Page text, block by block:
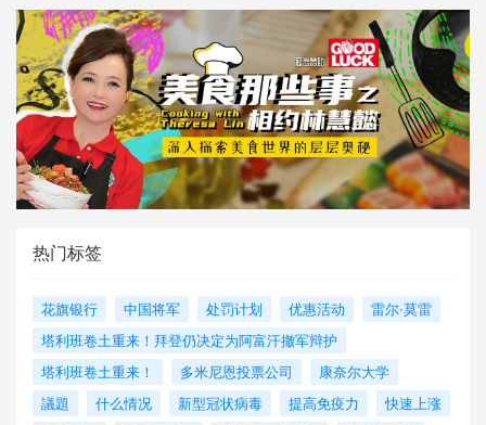
热门标签
花旗银行 中国将军 处罚计划 优惠活动
雷尔·莫雷
塔利班卷土重来！拜登仍决定为阿富汗撤军辩护
塔利班卷土重来！
多米尼恩投票公司
康奈尔大学
議題
什么情况 新型冠状病毒 提高免疫力
快速上涨